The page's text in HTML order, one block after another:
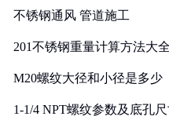
不锈钢通风 管道施工
201不锈钢重量计算方法大全
M20螺纹大径和小径是多少
1-1/4 NPT螺纹参数及底孔